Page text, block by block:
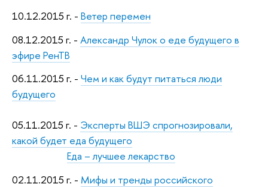
10.12.2015 г. - Ветер перемен
08.12.2015 г. - Александр Чулок о еде будущего в
эфире РенТВ
06.11.2015 г. - Чем и как будут питаться люди
будущего
05.11.2015 г. - Эксперты ВШЭ спрогнозировали,
какой будет еда будущего
Еда – лучшее лекарство
02.11.2015 г. - Мифы и тренды российского